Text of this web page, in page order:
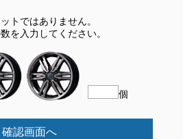
トではありません。
を入力してください。
個
確認画面へ